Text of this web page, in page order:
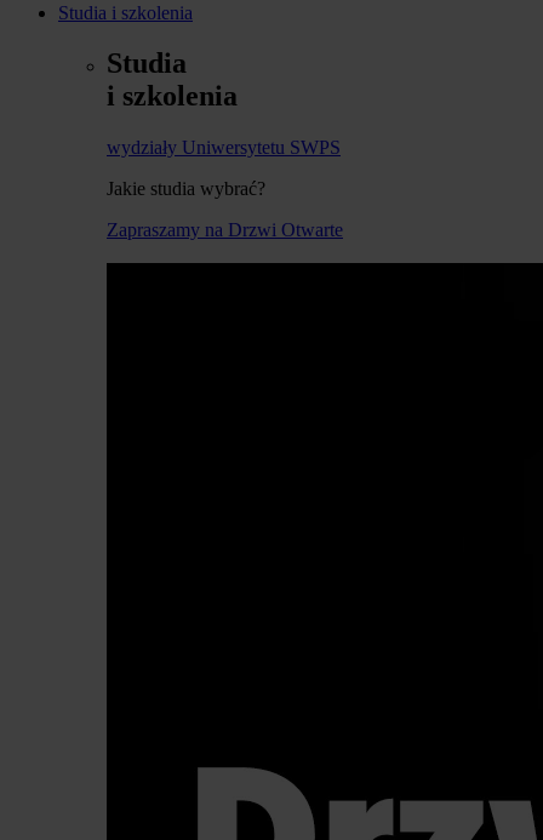
Studia i szkolenia
Studia
i szkolenia
wydziały Uniwersytetu SWPS
Jakie studia wybrać?
Zapraszamy na Drzwi Otwarte